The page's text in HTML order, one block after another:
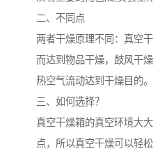
二、不同点
两者干燥原理不同：真空
而达到物品干燥，鼓风干
热空气流动达到干燥目的。
三、如何选择？
真空干燥箱的真空环境大
点，所以真空干燥可以轻